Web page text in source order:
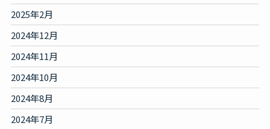
2025年2月
2024年12月
2024年11月
2024年10月
2024年8月
2024年7月